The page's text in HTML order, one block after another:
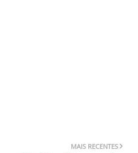
MAIS RECENTES